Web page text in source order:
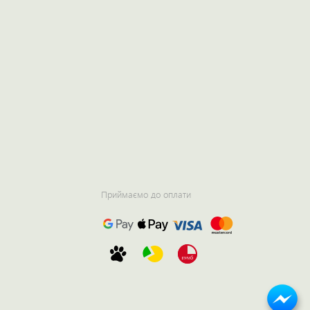
Приймаємо до оплати